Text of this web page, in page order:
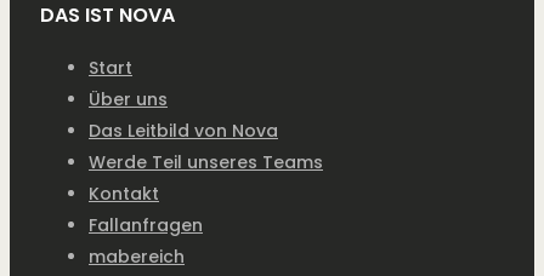
DAS IST NOVA
Start
Über uns
Das Leitbild von Nova
Werde Teil unseres Teams
Kontakt
Fallanfragen
mabereich